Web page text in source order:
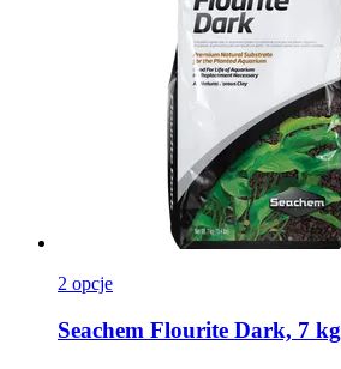
2 opcje
Seachem Flourite Dark, 7 kg